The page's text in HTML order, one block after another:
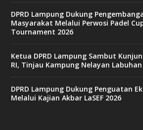
DPRD Lampung Dukung
Masyarakat Melalui Perwosi Padel
Tournament 2026
Ketua DPRD Lampung Sambut
RI, Tinjau Kampung Nelayan
DPRD Lampung Dukung Penguatan
Melalui Kajian Akbar LaSEF 2026